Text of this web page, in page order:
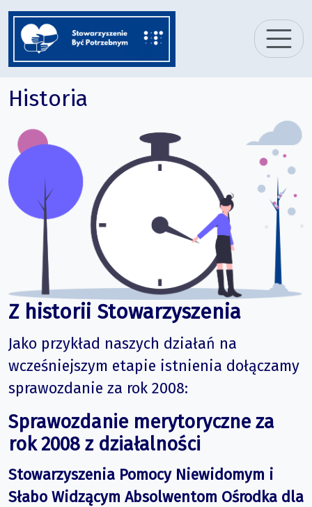
Historia
Z historii Stowarzyszenia
Jako przykład naszych działań na
wcześniejszym etapie istnienia dołączamy
sprawozdanie za rok 2008:
Sprawozdanie merytoryczne za
rok 2008 z działalności
Stowarzyszenia Pomocy Niewidomym i
Słabo Widzącym Absolwentom Ośrodka dla